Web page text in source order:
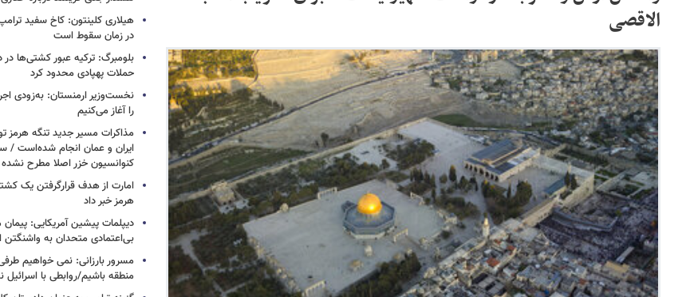
الاقصی
هیلاری کلینتون: کاخ سفید
در زمان سقوط است
بلومبرگ: ترکیه عبور کشتی‌ها در
حملات پهپادی محدود کرد
نخست‌وزیر ارمنستان: به‌زودی
را آغاز می‌کنیم
مذاکرات مسیر جدید تنگه هرمز
ایران و عمان انجام شده‌است /
کنوانسیون خزر اصلا مطرح
امارت از هدف قرارگرفتن یک
هرمز خبر داد
دیپلمات پیشین آمریکایی:
بی‌اعتمادی متحدان به
مسرور بارزانی: نمی خواهیم
منطقه باشیم/روابطی با اسرائیل